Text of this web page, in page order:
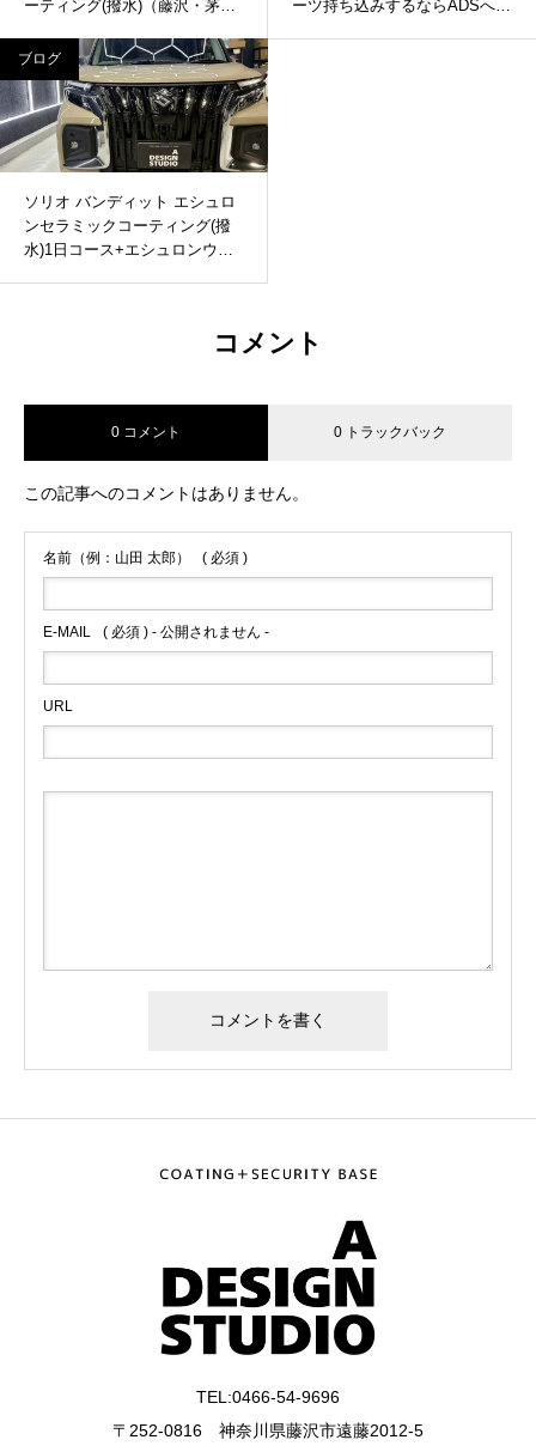
ーティング(撥水)（藤沢・茅ケ
るならADSへ）
ーツ持ち込みするならADSへ]
ブログ
ソリオ バンディット エシュロ
ンセラミックコーティング(撥
水)1日コース+エシュロンウィ
コメント
0 コメント 0 トラックバック
この記事へのコメントはありません。
名前（例：山田 太郎） ( 必須 )
E-MAIL ( 必須 ) - 公開されません -
URL
TEL:0466-54-9696
〒252-0816 神奈川県藤沢市遠藤2012-5